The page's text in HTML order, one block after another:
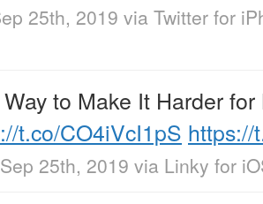
25th, 2019 via Twitter for
to Make It Harder
t.co/CO4iVcI1pS https://
25th, 2019 via Linky for